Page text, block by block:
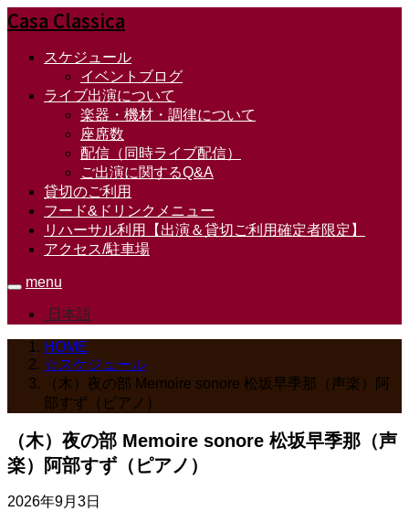
Casa Classica
スケジュール
イベントブログ
ライブ出演について
楽器・機材・調律について
座席数
配信（同時ライブ配信）
ご出演に関するQ&A
貸切のご利用
フード&ドリンクメニュー
リハーサル利用【出演＆貸切ご利用確定者限定】
アクセス/駐車場
menu
日本語
HOME
☆スケジュール
（木）夜の部 Memoire sonore 松坂早季那（声楽）阿
部すず（ピアノ）
（木）夜の部 Memoire sonore 松坂早季那（声
楽）阿部すず（ピアノ）
2026年9月3日